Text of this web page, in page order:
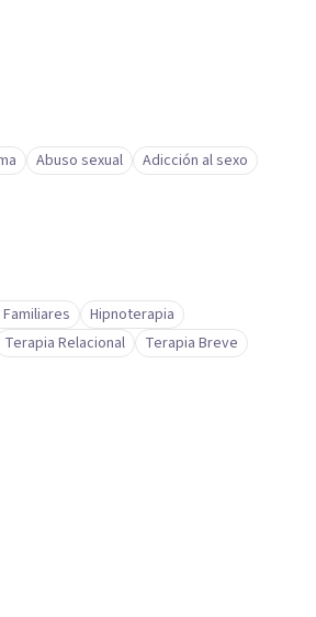
Abuso sexual
Adicción al sexo
Hipnoterapia
Terapia Relacional Terapia Breve